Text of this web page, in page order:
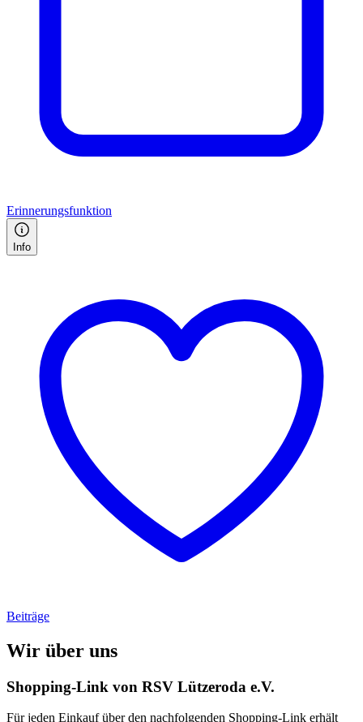
Erinnerungsfunktion
Info
Beiträge
Wir über uns
Shopping-Link von RSV Lützeroda e.V.
Für jeden Einkauf über den nachfolgenden Shopping-Link erhält